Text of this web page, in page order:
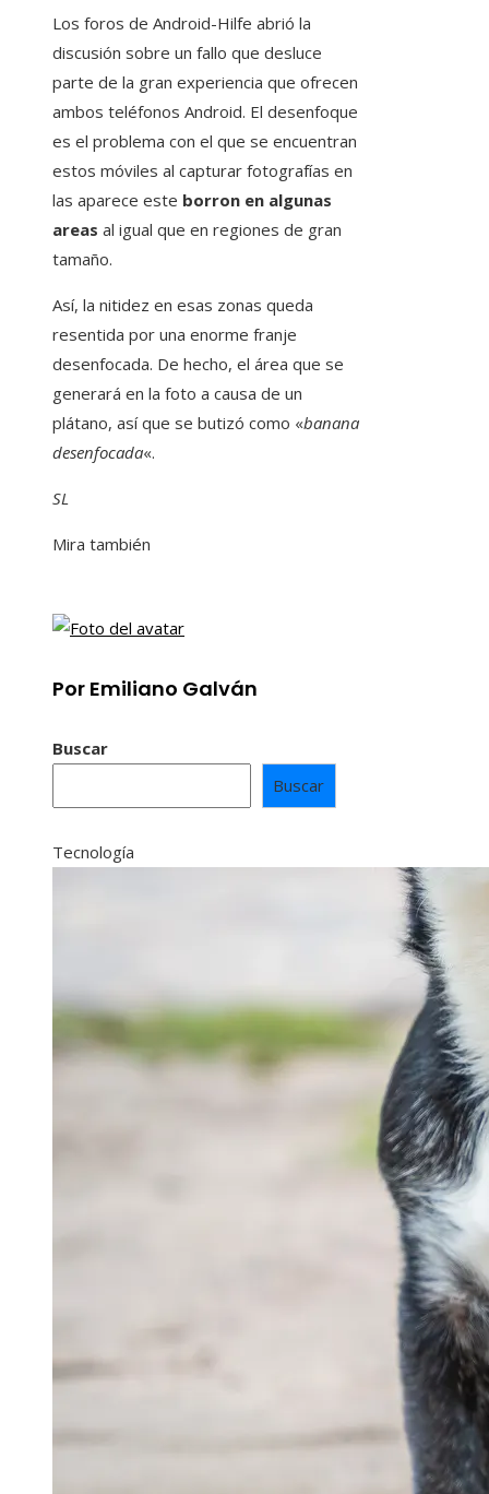
Los foros de Android-Hilfe abrió la
discusión sobre un fallo que desluce
parte de la gran experiencia que ofrecen
ambos teléfonos Android. El desenfoque
es el problema con el que se encuentran
estos móviles al capturar fotografías en
las aparece este borron en algunas
areas al igual que en regiones de gran
tamaño.
Así, la nitidez en esas zonas queda
resentida por una enorme franje
desenfocada. De hecho, el área que se
generará en la foto a causa de un
plátano, así que se butizó como «banana
desenfocada«.
SL
Mira también
Por Emiliano Galván
Buscar
Buscar
Tecnología